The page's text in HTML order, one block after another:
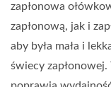
zapłonowa
zapłonową, jak i
aby była mała i
świecy zapłonowej.